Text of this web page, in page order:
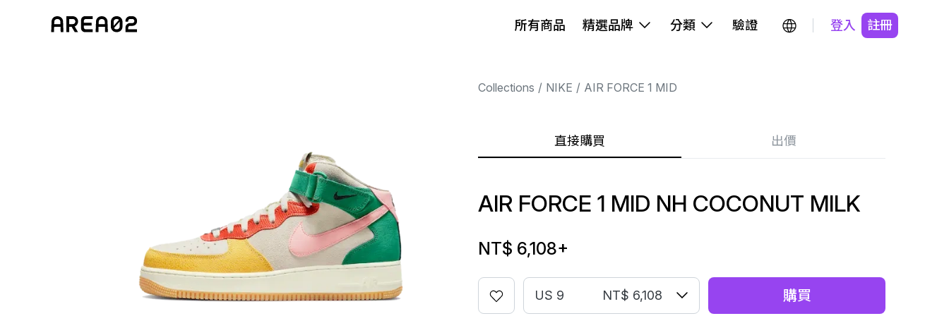
所有商品 精選品牌 分類 驗證 登入 註冊
Collections NIKE AIR FORCE 1 MID
直接購買 出價
AIR FORCE 1 MID NH COCONUT MILK
NT$ 6,108+
US 9 NT$ 6,108 購買